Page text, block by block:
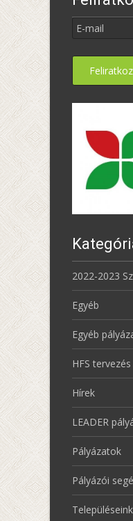
2022-2023
Egyéb
Egyéb
HFS
Hírek
LEADER
Pályázatok
Pályázói
Településeink